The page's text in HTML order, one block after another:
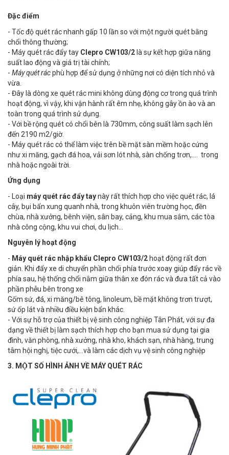
Đặc điểm
- Tốc độ quét rác nhanh gấp 10 lần so với một người quét bằng
chổi thông thường;
- Máy quét rác đẩy tay Clepro CW103/2 là sự kết hợp giữa năng
suất lao động và giá trị tài chính;
- Máy quét rácphù hợp để sử dụng ở những nơi có diện tích nhỏ và
vừa.
- Đây là dòng xe quét rác mini không dùng động cơ trong quá trình
hoạt động, vì vậy, khi vận hành rất êm nhẹ, không gây ồn ào và an
toàn trong quá trình sử dụng.
- Với bề rộng quét có chổi bên là 730mm, công suất làm sạch lên
đến 2190 m2/giờ.
- Máy quét rác có thể làm việc trên bề mặt sàn mềm hoặc cứng
như xi măng, gạch đá hoa, vải sơn lót nhà, sàn chống trơn,…. trong
nhà hoặc ngoài trời.
Ứng dụng
- Loại máy quét rác đẩy taynày rất thích hợp cho việc quét rác, lá
cây, bụi bẩn xung quanh nhà, trong khuôn viên trường học, đền
chùa, nhà xưởng, bênh viện, sân bay, cảng, khu mua sắm, các tòa
nhà công cộng, khu vui chơi, du lịch…
Nguyên lý hoạt động
- Máy quét rác nhập khẩu Clepro CW103/2 hoạt động rất đơn
giản. Khi đẩy xe di chuyển phần chổi phía trước xoay giúp đẩy rác về
phía sau, hệ thống chổi nằm giữa thân xe đón rác và đưa tất cả vào
phần phễu bên trong xe
Gốm sứ, đá, xi măng/bê tông, linoleum, bề mặt không trơn trượt,
sứ ốp lát và nhiều điều kiện bẩn khác.
- Với sự hỗ trợ của thiết bị vệ sinh công nghiệp Tân Phát, với sự đa
dạng về thiết bị làm sạch thích hợp cho bạn mua sử dụng tại gia
đình, văn phòng, nhà xưởng, nhà kho, khách sạn, nhà hàng, trung
tâm hội nghị, tiệc cưới,…và làm các dịch vụ vệ sinh công nghiệp
3. MỘT SỐ HÌNH ẢNH VỀ MÁY QUÉT RÁC